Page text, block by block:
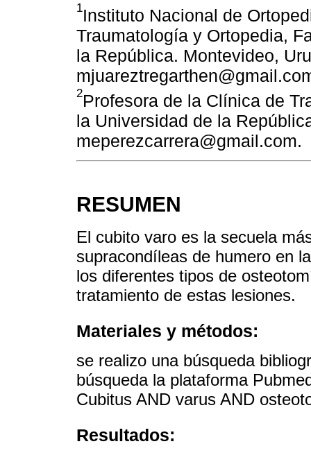
1Instituto Nacional de
Traumatología y Ortopedia,
la República. Montevideo,
2Profesora de la Clínica de
la Universidad de la
meperezcarrera@gmail.com.
RESUMEN
El cubito varo es la secuela
supracondíleas de humero en
los diferentes tipos de
tratamiento de estas lesiones.
Materiales y métodos:
se realizo una búsqueda
búsqueda la plataforma
Cubitus AND varus AND
Resultados: